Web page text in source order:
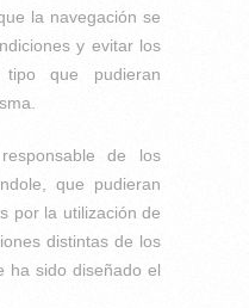
la navegación se
y evitar los
tipo que pudieran
de los
que pudieran
por la utilización de
distintas de los
ha sido diseñado el